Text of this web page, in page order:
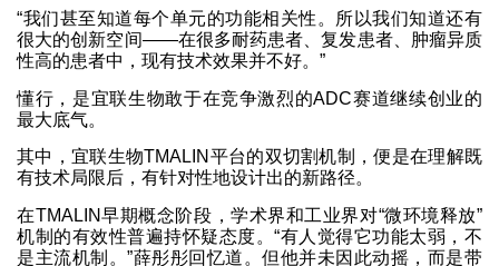
“我们甚至知道每个单元的功能相关性。所以我们知道还有
很大的创新空间——在很多耐药患者、复发患者、肿瘤异质
性高的患者中，现有技术效果并不好。”
懂行，是宜联生物敢于在竞争激烈的ADC赛道继续创业的
最大底气。
其中，宜联生物TMALIN平台的双切割机制，便是在理解既
有技术局限后，有针对性地设计出的新路径。
在TMALIN早期概念阶段，学术界和工业界对“微环境释放”
机制的有效性普遍持怀疑态度。“有人觉得它功能太弱，不
是主流机制。”薛彤彤回忆道。但他并未因此动摇，而是带